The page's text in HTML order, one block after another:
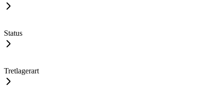
Status
Tretlagerart